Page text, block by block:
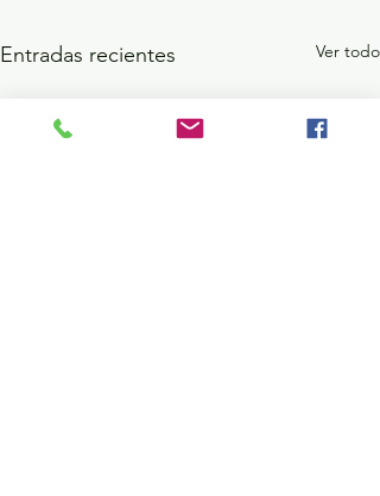
Entradas recientes Ver todo